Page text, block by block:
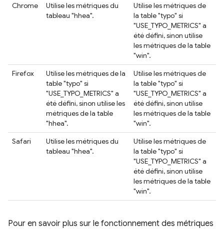
Chrome
Utilise les métriques du
tableau "hhea".
Utilise les métriques de
la table "typo" si
"USE_TYPO_METRICS" a
été défini, sinon utilise
les métriques de la table
"win".
Firefox
Utilise les métriques de la
table "typo" si
"USE_TYPO_METRICS" a
été défini, sinon utilise les
métriques de la table
"hhea".
Utilise les métriques de
la table "typo" si
"USE_TYPO_METRICS" a
été défini, sinon utilise
les métriques de la table
"win".
Safari
Utilise les métriques du
tableau "hhea".
Utilise les métriques de
la table "typo" si
"USE_TYPO_METRICS" a
été défini, sinon utilise
les métriques de la table
"win".
Pour en savoir plus sur le fonctionnement des métriques